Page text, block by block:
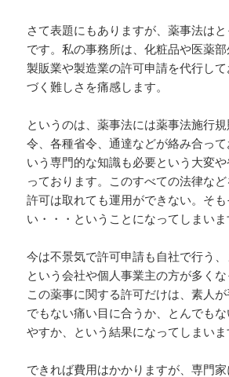
さて表題にもありますが、薬事法は
です。私の事務所は、化粧品や医薬
製販業や製造業の許可申請を代行して
づく難しさを痛感します。
というのは、薬事法には薬事法施行
令、各種省令、通達などが絡み合っ
いう専門的な知識も必要という大変
っております。このすべての法律など
許可は取れても運用ができない。そ
い・・・ということになってしまいま
今は不景気で許可申請も自社で行う、
という会社や個人事業主の方が多くな
この薬事に関する許可だけは、素人
でもない痛い目に合うか、とんでも
やすか、という結果になってしまいま
できれば費用はかかりますが、専門